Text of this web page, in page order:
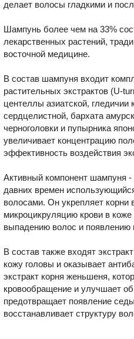
делает волосы гладкими и
Шампунь более чем на 33%
лекарственных растений,
восточной медицине.
В состав шампуня входит
растительных экстрактов (U-
центеллы азиатской, гледичии
сердцелистной, бархата
черноголовки и пупырника
увеличивает концентрацию
эффективность воздействия
Активный компонент шампуня -
давних времен
волосами. Он укрепляет корни
микроцикруляцию крови в коже
выпадению волос и появлению
В состав также входят
кожу головы и оказывает
экстракт корня женьшеня,
кровообращение и улучшает
предотвращает появление
восстанавливает структуру